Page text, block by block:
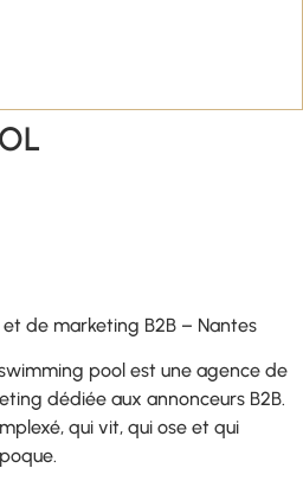
de marketing B2B – Nantes
pool est une agence de
dédiée aux annonceurs B2B.
qui vit, qui ose et qui